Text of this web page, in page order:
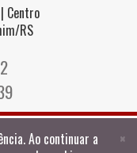
Centro
RS
×
Ao continuar a